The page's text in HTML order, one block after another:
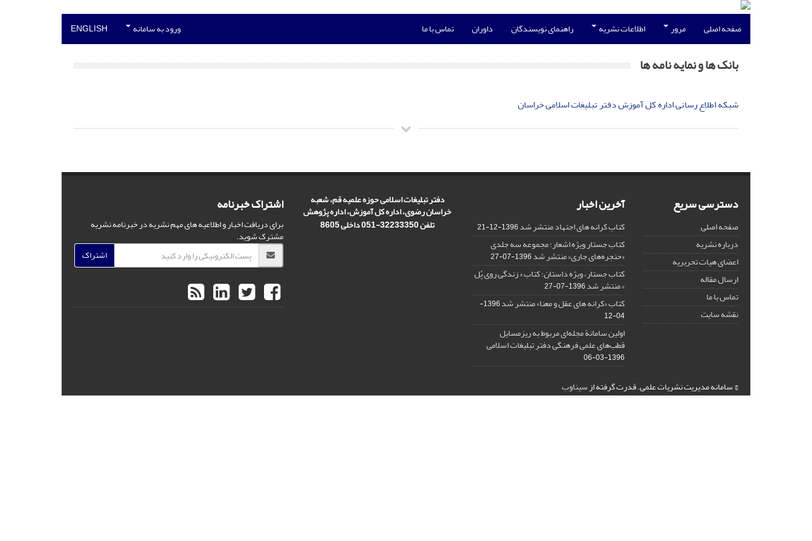
صفحه اصلی مرور اطلاعات نشریه راهنمای نویسندگان داوران تماس با ما ورود به سامانه ENGLISH
بانک ها و نمایه نامه ها
شبکه اطلاع رسانی اداره کل آموزش دفتر تبلیغات اسلامی خراسان
دسترسی سریع
صفحه اصلی
درباره نشریه
اعضای هیات تحریریه
ارسال مقاله
تماس با ما
نقشه سایت
آخرین اخبار
کتاب کرانه های اجتهاد منتشر شد1396-12-21
کتاب جستار ویژه اشعار؛ مجموعه سه جلدی
«حنجره‌های جاری» منتشر شد1396-07-27
کتاب جستار، ویژه داستان؛ کتاب « زندگی روی پُل
» منتشر شد1396-07-27
کتاب «کرانه های عقل و معنا» منتشر شد
1396-
04-12
اولین سامانة مجله‌ای مربوط به ریزمسایل‌
قطب‌های علمی فرهنگی دفتر تبلیغات اسلامی
1396-03-06
دفتر تبلیغات اسلامی حوزه علمیه قم، شعبه
خراسان رضوی، اداره کل آموزش، اداره پژوهش
تلفن 32233350-051 داخلی 8605
اشتراک خبرنامه
برای دریافت اخبار و اطلاعیه های مهم نشریه در خبرنامه نشریه
مشترک شوید.
اشتراک
© سامانه مدیریت نشریات علمی.قدرت گرفته ازسیناوب